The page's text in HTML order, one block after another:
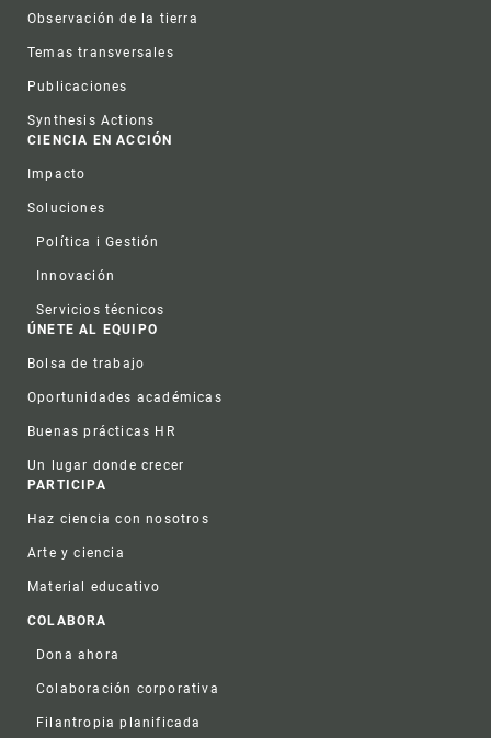
Observación de la tierra
Temas transversales
Publicaciones
Synthesis Actions
CIENCIA EN ACCIÓN
Impacto
Soluciones
Política i Gestión
Innovación
Servicios técnicos
ÚNETE AL EQUIPO
Bolsa de trabajo
Oportunidades académicas
Buenas prácticas HR
Un lugar donde crecer
PARTICIPA
Haz ciencia con nosotros
Arte y ciencia
Material educativo
COLABORA
Dona ahora
Colaboración corporativa
Filantropia planificada